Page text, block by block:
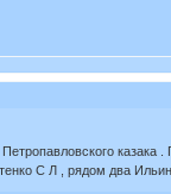
казака .
С Л , рядом два